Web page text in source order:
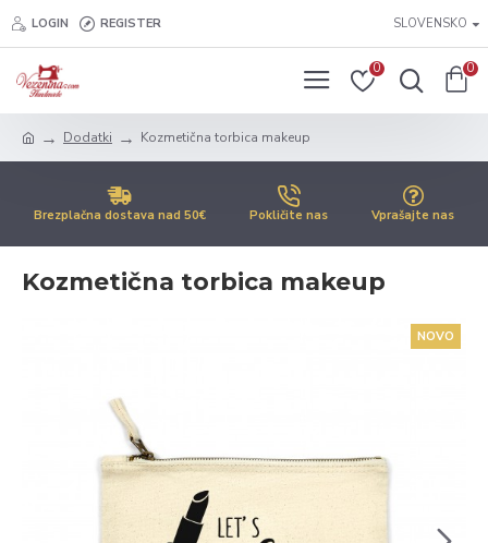
LOGIN REGISTER SLOVENSKO
0 0
Dodatki Kozmetična torbica makeup
Brezplačna dostava nad 50€ Pokličite nas Vprašajte nas
Kozmetična torbica makeup
NOVO